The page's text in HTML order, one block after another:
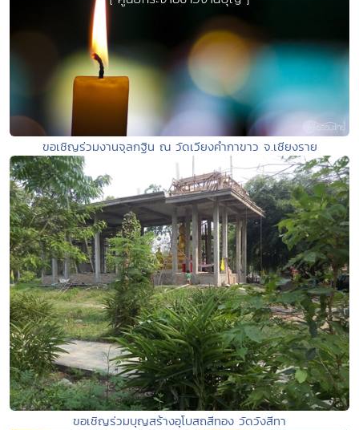
ขอเชิญร่วมงานจุลกฐิน ณ วัดเวียงคำกาขาว จ.เชียงราย
ขอเชิญร่วมบุญสร้างอุโบสถสีทอง วัดวังสีทา